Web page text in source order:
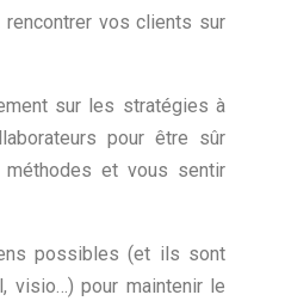
rencontrer vos clients sur
sur les stratégies à
pour être sûr
méthodes et vous sentir
possibles (et ils sont
visio…) pour maintenir le